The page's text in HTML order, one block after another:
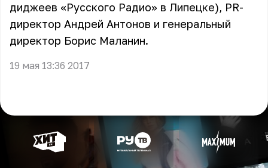
диджеев «Русского Радио» в Липецке), PR-
директор Андрей Антонов и генеральный
директор Борис Маланин.
19 мая 13:36 2017